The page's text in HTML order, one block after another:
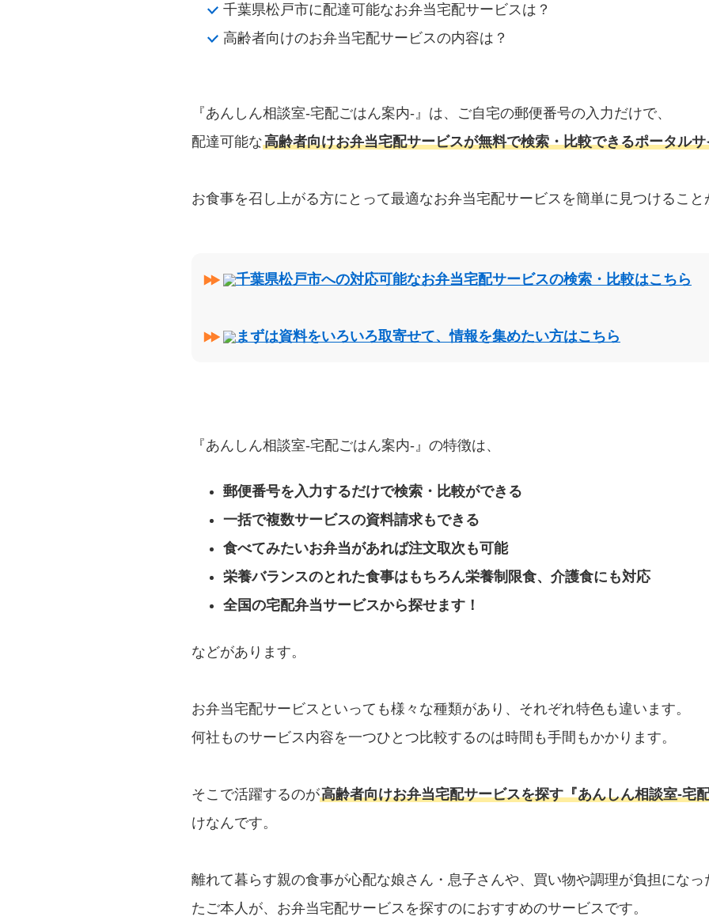
千葉県松戸市に配達可能なお弁当宅配サービスは？
高齢者向けのお弁当宅配サービスの内容は？
『あんしん相談室‐宅配ごはん案内‐』は、ご自宅の郵便番号の入力だけで、
配達可能な高齢者向けお弁当宅配サービスが無料で検索・比較できるポータル
お食事を召し上がる方にとって最適なお弁当宅配サービスを簡単に見つけること
千葉県松戸市への対応可能なお弁当宅配サービスの検索・比較はこちら
まずは資料をいろいろ取寄せて、情報を集めたい方はこちら
『あんしん相談室‐宅配ごはん案内‐』の特徴は、
郵便番号を入力するだけで検索・比較ができる
一括で複数サービスの資料請求もできる
食べてみたいお弁当があれば注文取次も可能
栄養バランスのとれた食事はもちろん栄養制限食、介護食にも対応
全国の宅配弁当サービスから探せます！
などがあります。
お弁当宅配サービスといっても様々な種類があり、それぞれ特色も違います。
何社ものサービス内容を一つひとつ比較するのは時間も手間もかかります。
そこで活躍するのが高齢者向けお弁当宅配サービスを探す『あんしん相談室‐宅
けなんです。
離れて暮らす親の食事が心配な娘さん・息子さんや、買い物や調理が負担になっ
たご本人が、お弁当宅配サービスを探すのにおすすめのサービスです。